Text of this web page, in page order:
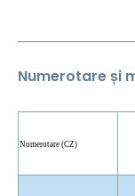
Numerotare și
Numerotare (CZ)